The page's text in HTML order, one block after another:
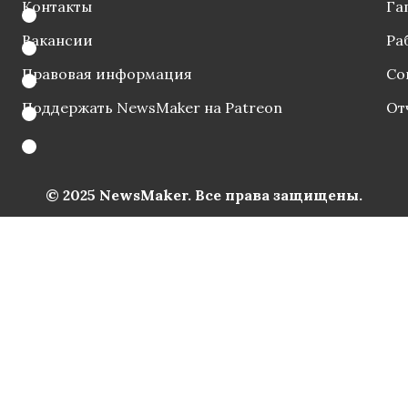
Контакты
Вакансии
Правовая информация
Поддержать NewsMaker на Patreon
© 2025 NewsMaker. Все права защищены.